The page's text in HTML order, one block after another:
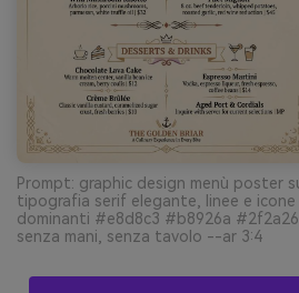
Prompt: graphic design menù poster
tipografia serif elegante, linee e
dominanti #e8d8c3 #b8926a
senza mani, senza tavolo --ar 3:4